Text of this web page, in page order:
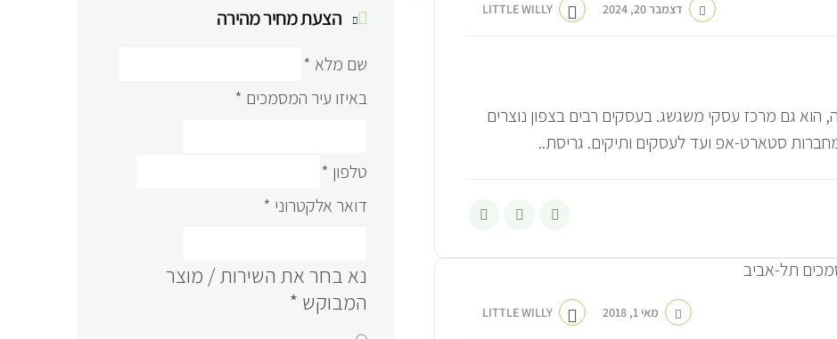
דצמבר 20, 2024 LITTLE WILLY
הוא גם מרכז עסקי משגשג. בעסקים רבים בצפון נוצרים
סטארט-אפ ועד לעסקים ותיקים. גריסת..
מאי 1, 2018 LITTLE WILLY
הצעת מחיר מהירה
שם מלא *
באיזו עיר המסמכים *
טלפון *
דואר אלקטרוני *
נא בחר את השירות / מוצר
המבוקש *